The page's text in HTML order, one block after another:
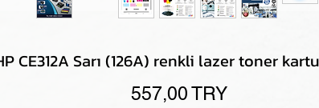
CE312A Sarı (126A) renkli lazer toner
557,00 TRYPreis